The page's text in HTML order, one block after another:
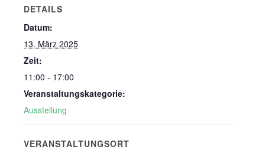
DETAILS
Datum:
13. März 2025
Zeit:
11:00 - 17:00
Veranstaltungskategorie:
Ausstellung
VERANSTALTUNGSORT